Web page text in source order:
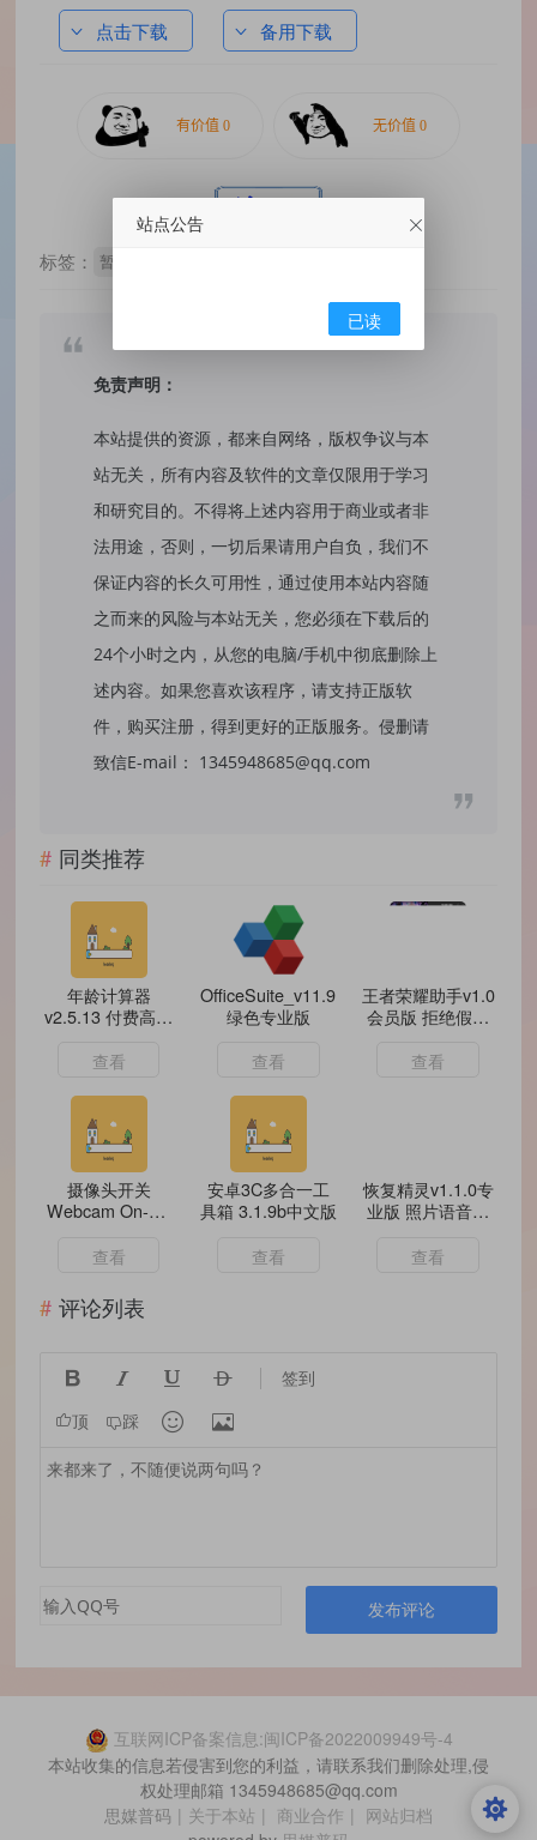
点击下载 备用下载
标签： 暂无标签
免责声明：
本站提供的资源，都来自网络，版权争议与本
站无关，所有内容及软件的文章仅限用于学习
和研究目的。不得将上述内容用于商业或者非
法用途，否则，一切后果请用户自负，我们不
保证内容的长久可用性，通过使用本站内容随
之而来的风险与本站无关，您必须在下载后的
24个小时之内，从您的电脑/手机中彻底删除上
述内容。如果您喜欢该程序，请支持正版软
件，购买注册，得到更好的正版服务。侵删请
致信E-mail： 1345948685@qq.com
同类推荐
年龄计算器
v2.5.13 付费高级
查看
OfficeSuite_v11.9.38478
绿色专业版
查看
王者荣耀助手v1.0
会员版 拒绝假功
查看
摄像头开关
Webcam On-Off
查看
安卓3C多合一工
具箱 3.1.9b中文版
查看
恢复精灵v1.1.0专
业版 照片语音误
查看
评论列表
    签到
顶 踩  
发布评论
互联网ICP备案信息:闽ICP备2022009949号-4
本站收集的信息若侵害到您的利益，请联系我们删除处理,侵
权处理邮箱 1345948685@qq.com
思媒普码 | 关于本站 | 商业合作 | 网站归档
站点公告
已读